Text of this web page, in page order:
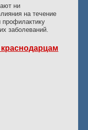
ни
на течение
профилактику
заболеваний.